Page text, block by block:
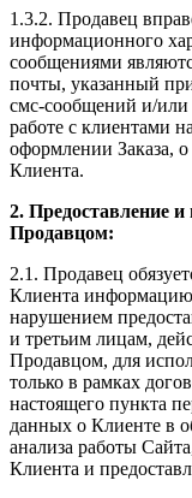
1.3.2. Продавец
информационного
сообщениями
почты, указанный
смс-сообщений и/или
работе с клиентами
оформлении Заказа, о
Клиента.
2. Предоставление
Продавцом:
2.1. Продавец
Клиента информацию
нарушением
и третьим лицам,
Продавцом, для
только в рамках
настоящего пункта
данных о Клиенте в
анализа работы
Клиента и